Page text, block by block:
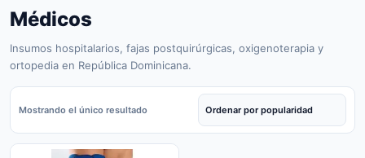
Médicos
Insumos hospitalarios, fajas postquirúrgicas, oxigenoterapia y
ortopedia en República Dominicana.
Mostrando el único resultado